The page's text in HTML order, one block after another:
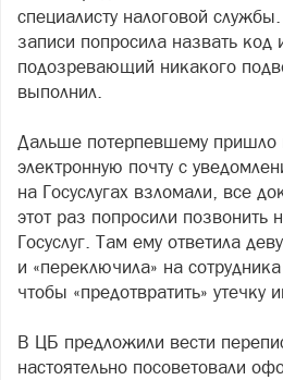
специалисту налоговой
записи попросила назвать
подозревающий никакого
выполнил.
Дальше потерпевшему пришло
электронную почту с
на Госуслугах взломали, все
этот раз попросили позвонить
Госуслуг. Там ему ответила
и «переключила» на
чтобы «предотвратить»
В ЦБ предложили вести
настоятельно посоветовали